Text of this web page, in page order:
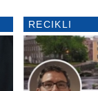
RECIKLI